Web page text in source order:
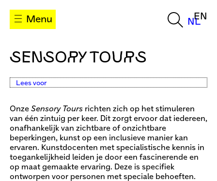
Menu NL
EN
SENSORY TOURS
Lees voor
Onze Sensory Tours richten zich op het stimuleren
van één zintuig per keer. Dit zorgt ervoor dat iedereen,
onafhankelijk van zichtbare of onzichtbare
beperkingen, kunst op een inclusieve manier kan
ervaren. Kunstdocenten met specialistische kennis in
toegankelijkheid leiden je door een fascinerende en
op maat gemaakte ervaring. Deze is specifiek
ontworpen voor personen met speciale behoeften.